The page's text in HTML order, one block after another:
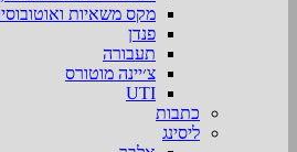
מקס משאיות
פנדן
תעבורה
צ׳יינה מוטורס
UTI
כתבות
ליסינג